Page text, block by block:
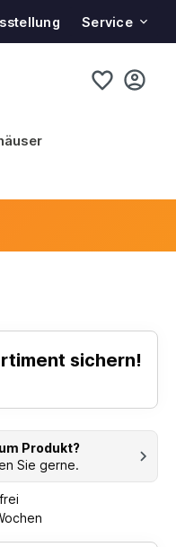
Service
sichern!
Produkt?
Sie gerne.